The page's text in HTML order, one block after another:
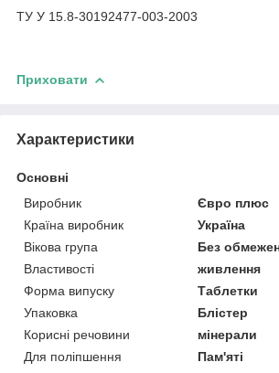
ТУ У 15.8-30192477-003-2003
Приховати
Характеристики
Основні
Виробник
Євро плюс
Країна виробник
Україна
Вікова група
Без
Властивості
живлення
Форма випуску
Таблетки
Упаковка
Блістер
Корисні речовини
мінерали
Для поліпшення
Пам'яті